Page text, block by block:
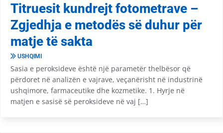
Titruesit kundrejt fotometrave –
Zgjedhja e metodës së duhur për
matje të sakta
USHQIMI
Sasia e peroksideve është një parametër thelbësor që
përdoret në analizën e vajrave, veçanërisht në industrinë
ushqimore, farmaceutike dhe kozmetike. 1. Hyrje në
matjen e sasisë së peroksideve në vaj […]